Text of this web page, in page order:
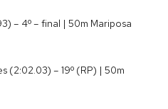
– 4º – final | 50m Mariposa
(2:02.03) – 19º (RP) | 50m